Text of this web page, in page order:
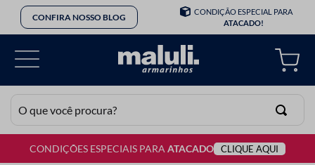
CONFIRA NOSSO BLOG
CONDIÇÃO ESPECIAL PARA
ATACADO!
O que você procura?
CONDIÇÕES ESPECIAIS PARAATACADO CLIQUE AQUI
TERMOS MAIS BUSCADOS